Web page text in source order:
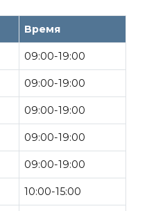
Время
09:00-19:00
09:00-19:00
09:00-19:00
09:00-19:00
09:00-19:00
10:00-15:00